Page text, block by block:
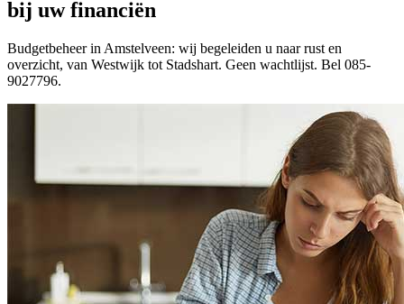
bij uw financiën
Budgetbeheer in Amstelveen: wij begeleiden u naar rust en
overzicht, van Westwijk tot Stadshart. Geen wachtlijst. Bel 085-
9027796.